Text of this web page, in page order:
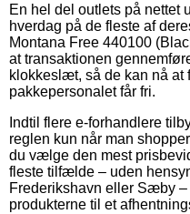
En hel del outlets på nettet
hverdag på de fleste af
Montana Free 440100
at transaktionen
klokkeslæt, så de kan nå at
pakkepersonalet får fri.
Indtil flere e-forhandlere
reglen kun når man
du vælge den mest
fleste tilfælde – uden
Frederikshavn eller Sæby
produkterne til et